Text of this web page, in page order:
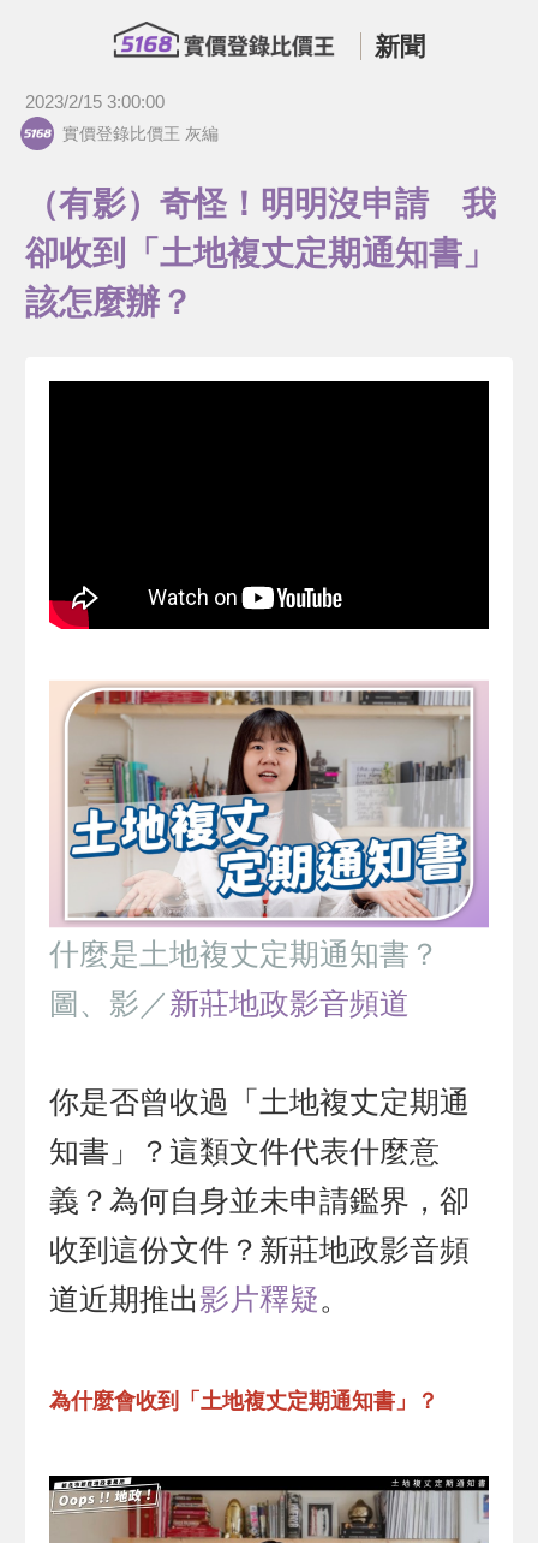
新聞
2023/2/15 3:00:00
實價登錄比價王 灰編
（有影）奇怪！明明沒申請 我
卻收到「土地複丈定期通知書」
該怎麼辦？
什麼是土地複丈定期通知書？
圖、影／新莊地政影音頻道
你是否曾收過「土地複丈定期通
知書」？這類文件代表什麼意
義？為何自身並未申請鑑界，卻
收到這份文件？新莊地政影音頻
道近期推出影片釋疑。
為什麼會收到「土地複丈定期通知書」？